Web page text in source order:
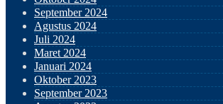
September 2024
Agustus 2024
Juli 2024
Maret 2024
Januari 2024
Oktober 2023
September 2023